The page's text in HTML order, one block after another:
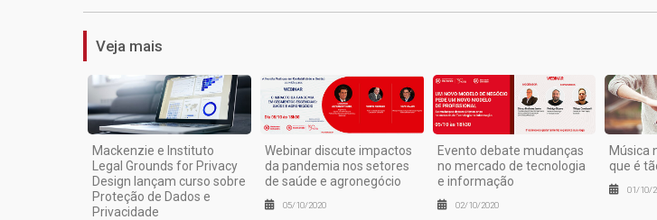
Veja mais
Mackenzie e Instituto
Legal Grounds for Privacy
Design lançam curso sobre
Proteção de Dados e
Privacidade
Webinar discute impactos
da pandemia nos setores
de saúde e agronegócio
05/10/2020
Evento debate mudanças
no mercado de tecnologia
e informação
02/10/2020
Música
que é
01/10/